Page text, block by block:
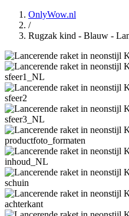
OnlyWow.nl
/
Rugzak kind - Blauw -